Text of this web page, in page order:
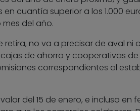
cuantía superior a los 1.000
del año.
no va a precisar de aval ni
de ahorro y cooperativas
correspondientes al
del 15 de enero, e incluso en